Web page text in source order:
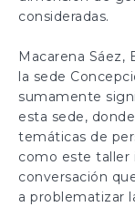
consideradas.
Macarena Sáez,
la sede
sumamente
esta sede,
temáticas de
como este taller
conversación
a problematizar